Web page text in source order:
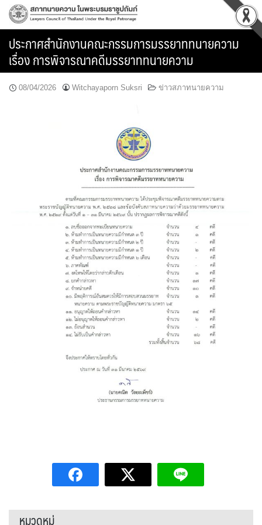
Skip
ประกาศสำนักงานคณะกรรมการมรรยาททนายความ
เรื่อง การพิจารณาคดีมรรยาททนายความ
08/04/2026 Witchayaporn Suksri ข่าวสภาทนายความ
หมวดหมู่